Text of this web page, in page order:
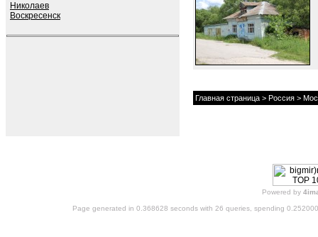
Николаев
Воскресенск
Главная страница > Россия >
Powered by
Page generated in 0.368628 seconds with 26 queries, spending